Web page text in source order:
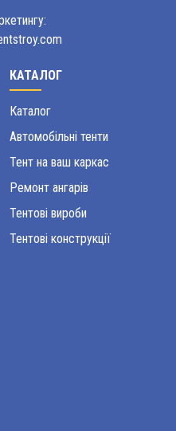
КАТАЛОГ
Каталог
Автомобільні тенти
Тент на ваш каркас
Ремонт ангарів
Тентові вироби
Тентові конструкції